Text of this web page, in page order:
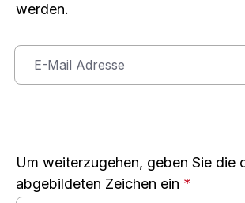
werden.
Um weiterzugehen, geben Sie die
abgebildeten Zeichen ein *